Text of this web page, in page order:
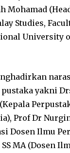
Mohamad
Studies,
University
yakni
Prof Dr Nurgin
Dosen Ilmu
MA (Dosen